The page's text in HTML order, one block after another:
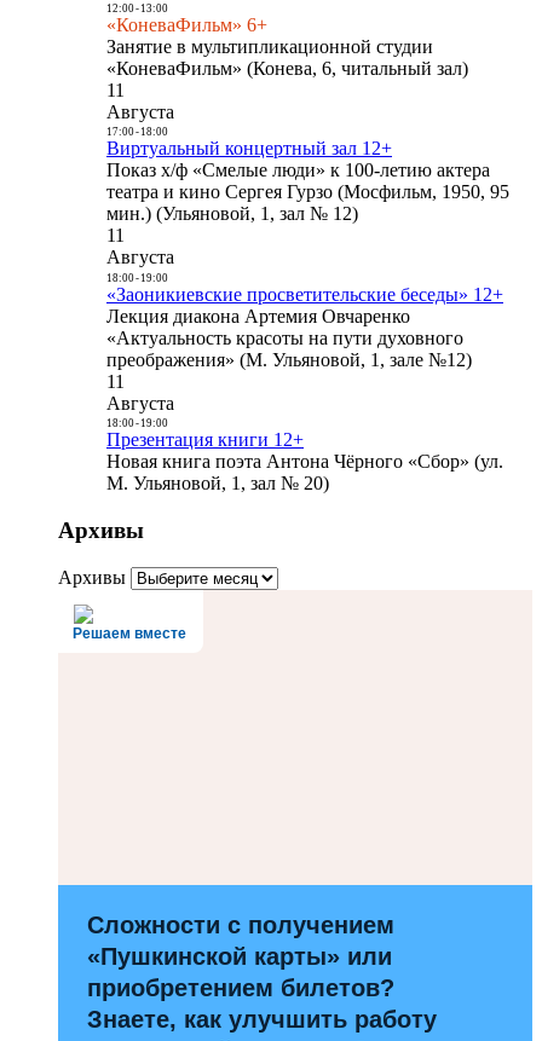
12:00- 13:00
«КоневаФильм» 6+
Занятие в мультипликационной студии
«КоневаФильм» (Конева, 6, читальный зал)
11
Августа
17:00- 18:00
Виртуальный концертный зал 12+
Показ х/ф «Смелые люди» к 100-летию актера
театра и кино Сергея Гурзо (Мосфильм, 1950, 95
мин.) (Ульяновой, 1, зал № 12)
11
Августа
18:00- 19:00
«Заоникиевские просветительские беседы» 12+
Лекция диакона Артемия Овчаренко
«Актуальность красоты на пути духовного
преображения» (М. Ульяновой, 1, зале №12)
11
Августа
18:00- 19:00
Презентация книги 12+
Новая книга поэта Антона Чёрного «Сбор» (ул.
М. Ульяновой, 1, зал № 20)
Архивы
Архивы
Решаем вместе
Сложности с получением
«Пушкинской карты» или
приобретением билетов?
Знаете, как улучшить работу